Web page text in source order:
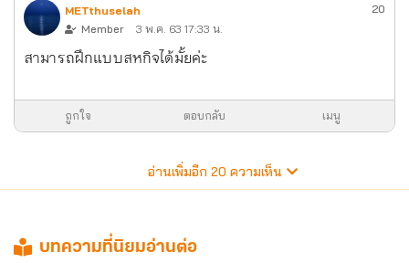
METthuselah
Member
3 พ.ค. 63 17:33 น.
20
สามารถฝึกแบบสหกิจได้มั้ยค่ะ
ถูกใจ ตอบกลับ เมนู
อ่านเพิ่มอีก 20 ความเห็น
บทความที่นิยมอ่านต่อ